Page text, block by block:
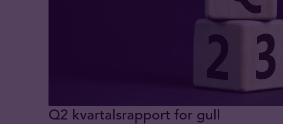
Q2 kvartalsrapport for gull